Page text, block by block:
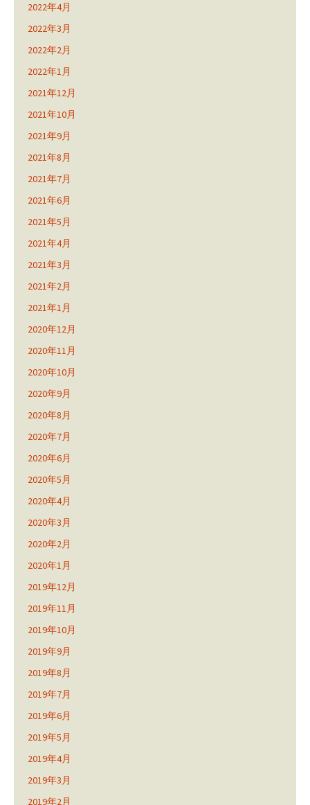
2022年4月
2022年3月
2022年2月
2022年1月
2021年12月
2021年10月
2021年9月
2021年8月
2021年7月
2021年6月
2021年5月
2021年4月
2021年3月
2021年2月
2021年1月
2020年12月
2020年11月
2020年10月
2020年9月
2020年8月
2020年7月
2020年6月
2020年5月
2020年4月
2020年3月
2020年2月
2020年1月
2019年12月
2019年11月
2019年10月
2019年9月
2019年8月
2019年7月
2019年6月
2019年5月
2019年4月
2019年3月
2019年2月